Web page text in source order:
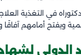
في التغذية
ويفتح أمامهم
الدولى